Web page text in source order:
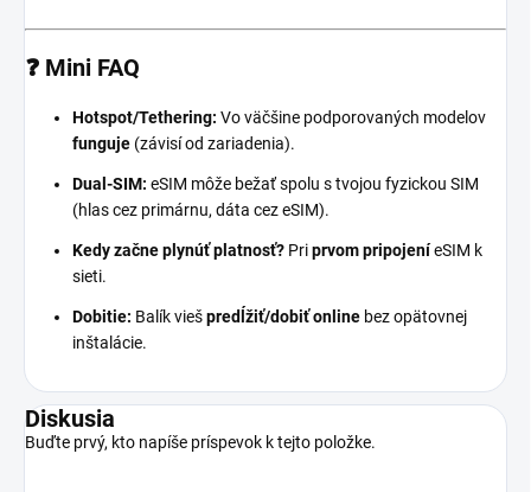
❓ Mini FAQ
Hotspot/Tethering: Vo väčšine podporovaných modelov
funguje (závisí od zariadenia).
Dual-SIM: eSIM môže bežať spolu s tvojou fyzickou SIM
(hlas cez primárnu, dáta cez eSIM).
Kedy začne plynúť platnosť? Priprvom pripojeníeSIM k
sieti.
Dobitie: Balík viešpredĺžiť/dobiť online bez opätovnej
inštalácie.
Diskusia
Buďte prvý, kto napíše príspevok k tejto položke.